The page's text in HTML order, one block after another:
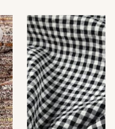
25 - Rouge